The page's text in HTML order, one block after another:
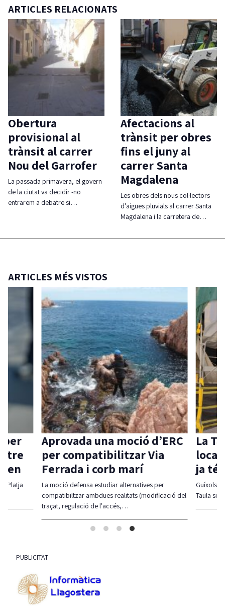
ARTICLES RELACIONATS
Obertura
provisional al
trànsit al carrer
Nou del Garrofer
La passada primavera, el govern
de la ciutat va decidir -no
entrarem a debatre si…
Afectacions al
trànsit per obres
fins el juny al
carrer Santa
Magdalena
Les obres dels nous col·lectors
d’aigües pluvials al carrer Santa
Magdalena i la carretera de…
ARTICLES MÉS VISTOS
La
local
ja té
Guíxols
Taula
Platja
Aprovada una moció d’ERC
per compatibilitzar Via
Ferrada i corb marí
La moció defensa estudiar alternatives per
compatibiltzar ambdues realitats (modificació del
traçat, regulació de l'accés,…
PUBLICITAT